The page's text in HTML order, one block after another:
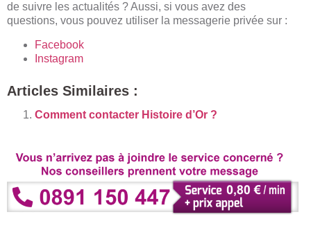
de suivre les actualités ? Aussi, si vous avez des
questions, vous pouvez utiliser la messagerie privée sur :
Facebook
Instagram
Articles Similaires :
Comment contacter Histoire d’Or ?